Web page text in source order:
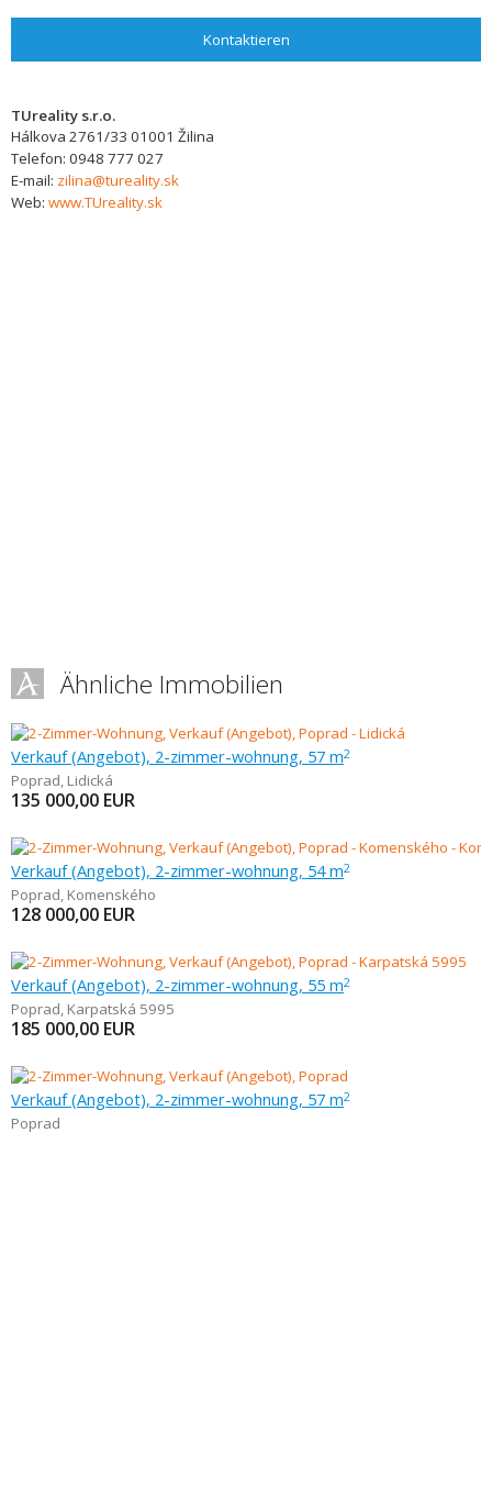
Kontaktieren
TUreality s.r.o.
Hálkova 2761/33 01001 Žilina
Telefon: 0948 777 027
E-mail: zilina@tureality.sk
Web: www.TUreality.sk
Ähnliche Immobilien
Verkauf (Angebot), 2-zimmer-wohnung, 57 m2
Poprad, Lidická
135 000,00 EUR
Verkauf (Angebot), 2-zimmer-wohnung, 54 m2
Poprad, Komenského
128 000,00 EUR
Verkauf (Angebot), 2-zimmer-wohnung, 55 m2
Poprad, Karpatská 5995
185 000,00 EUR
Verkauf (Angebot), 2-zimmer-wohnung, 57 m2
Poprad